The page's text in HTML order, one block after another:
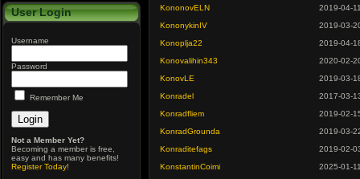
User Login
Username
Password
Remember Me
Not a Member Yet?
Becoming a member is free,
easy and has many benefits!
Register Today!
KononovELN
2019-04-
KononykinIV
2019-03-
Konoplja22
2019-04-
Konovalihin343
2020-02-
KonovLE
2019-03-
Konradel
2017-03-
Konradfliem
2019-02-
KonradGrounda
2019-03-
Konraditefags
2019-02-
KonstantinCoimi
2025-01-